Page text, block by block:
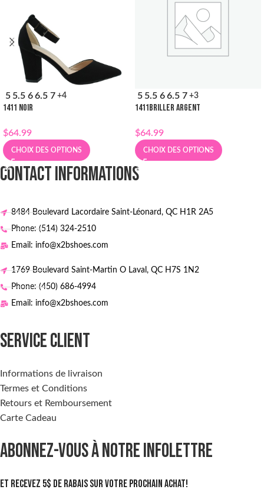
5 5.5 6 6.5 7 +4
1411 NOIR
$64.99
CHOIX DES OPTIONS
5 5.5 6 6.5 7 +3
1411BRILLER ARGENT
$64.99
CHOIX DES OPTIONS
CONTACT INFORMATIONS
8484 Boulevard Lacordaire Saint-Léonard, QC H1R 2A5
Phone: (514) 324-2510
Email: info@x2bshoes.com
1769 Boulevard Saint-Martin O Laval, QC H7S 1N2
Phone: (450) 686-4994
Email: info@x2bshoes.com
SERVICE CLIENT
Informations de livraison
Termes et Conditions
Retours et Remboursement
Carte Cadeau
ABONNEZ-VOUS À NOTRE INFOLETTRE
Et recevez 5$ de rabais sur votre prochain achat!